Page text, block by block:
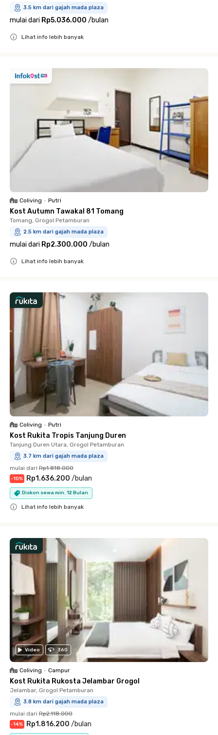
3.5 km dari gajah mada plaza
mulai dari Rp5.036.000 /bulan
Lihat info lebih banyak
Coliving • Putri
Kost Autumn Tawakal 81 Tomang
Tomang, Grogol Petamburan
2.5 km dari gajah mada plaza
mulai dari Rp2.300.000 /bulan
Lihat info lebih banyak
Coliving • Putri
Kost Rukita Tropis Tanjung Duren
Tanjung Duren Utara, Grogol Petamburan
3.7 km dari gajah mada plaza
mulai dari Rp1.818.000
-10% Rp1.636.200 /bulan
Diskon sewa min. 12 Bulan
Lihat info lebih banyak
Video 360
Coliving • Campur
Kost Rukita Rukosta Jelambar Grogol
Jelambar, Grogol Petamburan
3.8 km dari gajah mada plaza
mulai dari Rp2.118.000
-14% Rp1.816.200 /bulan